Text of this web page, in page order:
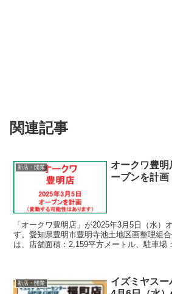
関連記事
新店・開業
オークワ豊
ープンを計
「オークワ豊明店」が2025年3月5日（水）
す。愛知県豊明市豊明寺池土地区画整理組
は、店舗面積：2,159平方メートル、駐車場
新店・開業
イズミヤス